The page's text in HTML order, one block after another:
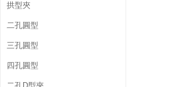
拱型夾
二孔圓型
三孔圓型
四孔圓型